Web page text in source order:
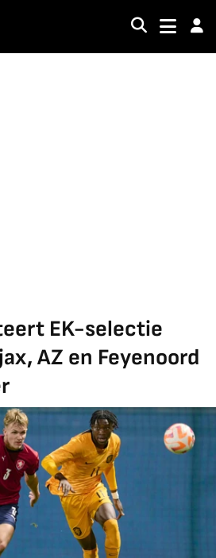
EK-selectie
AZ en Feyenoord